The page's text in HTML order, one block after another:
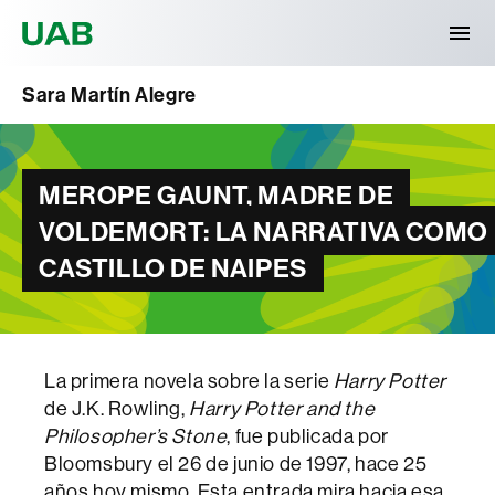
Sara Martín Alegre
MEROPE GAUNT, MADRE DE
VOLDEMORT: LA NARRATIVA COMO
CASTILLO DE NAIPES
La primera novela sobre la serie Harry Potter
de J.K. Rowling, Harry Potter and the
Philosopher’s Stone, fue publicada por
Bloomsbury el 26 de junio de 1997, hace 25